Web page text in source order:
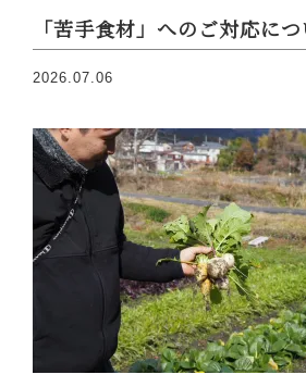
「苦手食材」へのご対応に
2026.07.06